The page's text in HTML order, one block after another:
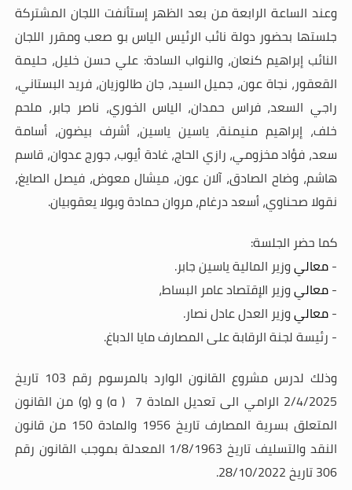
وعند الساعة الرابعة من بعد الظهر إستأنفت اللجان المشتركة
جلستها بحضور دولة نائب الرئيس الياس بو صعب ومقرر اللجان
النائب إبراهيم كنعان، والنواب السادة: علي حسن خليل، حليمة
القعقور، نجاة عون، جميل السيد، جان طالوزيان، فريد البستاني،
راجي السعد، فراس حمدان، الياس الخوري، ناصر جابر، ملحم
خلف، إبراهيم منيمنة، ياسين ياسين، أشرف بيضون، أسامة
سعد، فؤاد مخزومي، رازي الحاج، غادة أيوب، جورج عدوان، قاسم
هاشم، وضاح الصادق، آلان عون، ميشال معوض، فيصل الصايغ،
نقولا صحناوي، أسعد درغام، مروان حمادة وبولا يعقوبيان.
كما حضر الجلسة:
-معاليوزير المالية ياسين جابر.
-معاليوزير الإقتصاد عامر البساط،
-معاليوزير العدل عادل نصار.
- رئيسة لجنة الرقابة على المصارف مايا الدباغ.
وذلك لدرس مشروع القانون الوارد بالمرسوم رقم 103 تاريخ
2/4/2025 الرامي الى تعديل المادة 7 ( ه) و (و) من القانون
المتعلق بسرية المصارف تاريخ 1956 والمادة 150 من قانون
النقد والتسليف تاريخ 1/8/1963 المعدلة بموجب القانون رقم
306 تاريخ 28/10/2022.